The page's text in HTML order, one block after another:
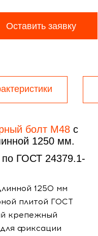
Оставить заявку
болт М48 с
1250 мм.
ГОСТ 24379.1-
1250 мм
плитой ГОСТ
крепежный
фиксации